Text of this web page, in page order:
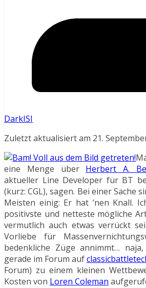
DarkISI
Zuletzt aktualisiert am 21.
eine Menge über Herbert A.
aktueller Line Developer für BT
(kurz: CGL), sagen. Bei einer Sache
Meisten einig: Er hat ’nen Knall.
positivste und netteste mögliche
vermutlich auch etwas verrückt
Vorliebe für
bedenkliche Züge annimmt…
gerade im Forum auf
Forum) zu einem kleinen
Kosten von Loren Coleman